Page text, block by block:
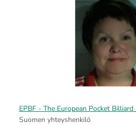
EPBF - The European Pocket Billiard
Suomen yhteyshenkilö